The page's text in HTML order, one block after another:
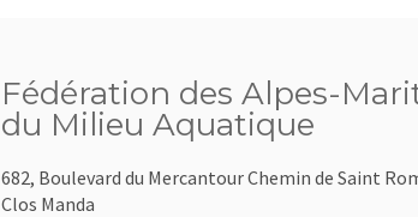
Fédération des Alpes-
du Milieu Aquatique
682, Boulevard du Mercantour Chemin de Saint
Clos Manda